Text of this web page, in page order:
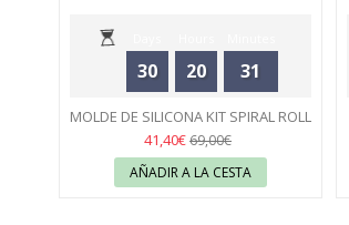
30 20 31
43
MOLDE DE SILICONA KIT SPIRAL ROLL
1100 - SILIKOMART
41,40€69,00€
AÑADIR A LA CESTA